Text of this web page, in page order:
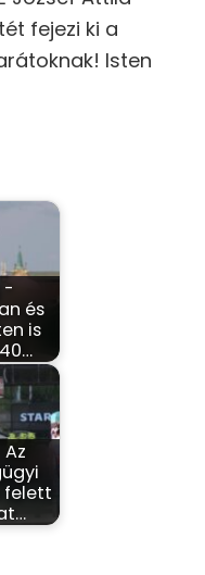
fejezi ki a
Isten
-
és
is
felett